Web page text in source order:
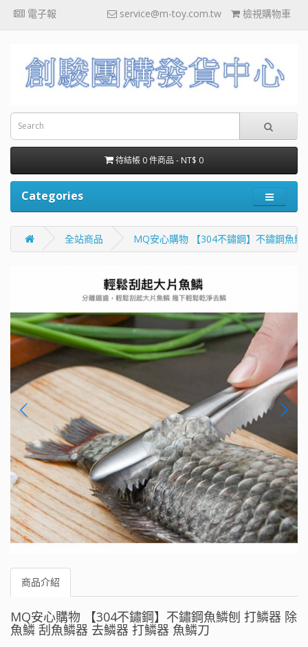
電子報 service@m-toy.com.tw 檢視購物車
待結帳 0 件商品 - NT$ 0
Categories
全站商品 MQ安心購物 【304不鏽鋼】不鏽鋼魚
商品介紹
MQ安心購物 【304不鏽鋼】不鏽鋼魚鱗刨 打鱗器 除
魚鱗 刮魚鱗器 去鱗器 打鱗器 魚鱗刀